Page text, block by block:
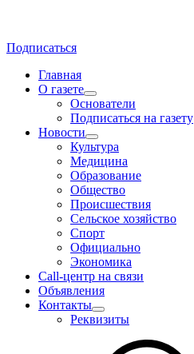
Подписаться
Главная
О газете
Основатели
Подписаться на газету
Новости
Культура
Медицина
Образование
Общество
Происшествия
Сельское хозяйство
Спорт
Официально
Экономика
Call-центр на связи
Объявления
Контакты
Реквизиты